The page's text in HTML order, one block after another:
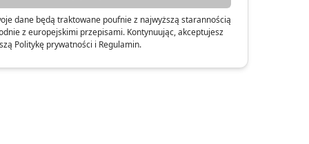
dane będą traktowane poufnie z najwyższą starannością
z europejskimi przepisami. Kontynuując, akceptujesz
Politykę prywatności i Regulamin.